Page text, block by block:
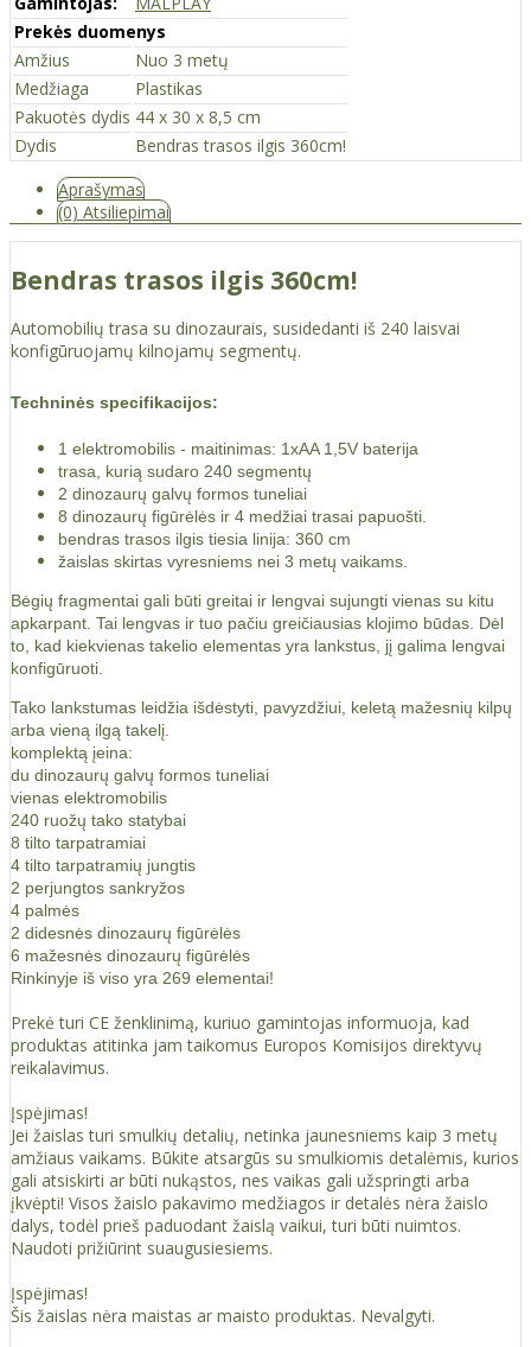
Prekės duomenys
Amžius
Nuo 3 metų
Medžiaga
Plastikas
Pakuotės dydis 44 x 30 x 8,5 cm
Dydis
Bendras trasos ilgis 360cm!
Aprašymas
(0) Atsiliepimai
Bendras trasos ilgis 360cm!
Automobilių trasa su dinozaurais, susidedanti iš 240 laisvai
konfigūruojamų kilnojamų segmentų.
Techninės specifikacijos:
1 elektromobilis - maitinimas: 1xAA 1,5V baterija
trasa, kurią sudaro 240 segmentų
2 dinozaurų galvų formos tuneliai
8 dinozaurų figūrėlės ir 4 medžiai trasai papuošti.
bendras trasos ilgis tiesia linija: 360 cm
žaislas skirtas vyresniems nei 3 metų vaikams.
Bėgių fragmentai gali būti greitai ir lengvai sujungti vienas su kitu
apkarpant. Tai lengvas ir tuo pačiu greičiausias klojimo būdas. Dėl
to, kad kiekvienas takelio elementas yra lankstus, jį galima lengvai
konfigūruoti.
Tako lankstumas leidžia išdėstyti, pavyzdžiui, keletą mažesnių kilpų
arba vieną ilgą takelį.
komplektą įeina:
du dinozaurų galvų formos tuneliai
vienas elektromobilis
240 ruožų tako statybai
8 tilto tarpatramiai
4 tilto tarpatramių jungtis
2 perjungtos sankryžos
4 palmės
2 didesnės dinozaurų figūrėlės
6 mažesnės dinozaurų figūrėlės
Rinkinyje iš viso yra 269 elementai!
Prekė turi CE ženklinimą, kuriuo gamintojas informuoja, kad
produktas atitinka jam taikomus Europos Komisijos direktyvų
reikalavimus.
Įspėjimas!
Jei žaislas turi smulkių detalių, netinka jaunesniems kaip 3 metų
amžiaus vaikams. Būkite atsargūs su smulkiomis detalėmis, kurios
gali atsiskirti ar būti nukąstos, nes vaikas gali užspringti arba
įkvėpti! Visos žaislо pakavimo medžiagos ir detalės nėra žaislo
dalys, todėl prieš paduodant žaislą vaikui, turi būti nuimtos.
Naudoti prižiūrint suaugusiesiems.
Įspėjimas!
Šis žaislas nėra maistas ar maisto produktas. Nevalgyti.